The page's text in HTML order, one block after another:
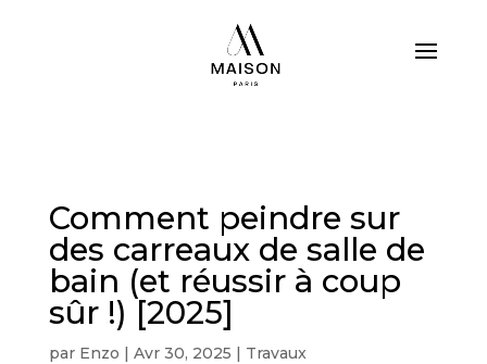
Comment peindre sur
des carreaux de salle de
bain (et réussir à coup
sûr !) [2025]
par Enzo | Avr 30, 2025 | Travaux